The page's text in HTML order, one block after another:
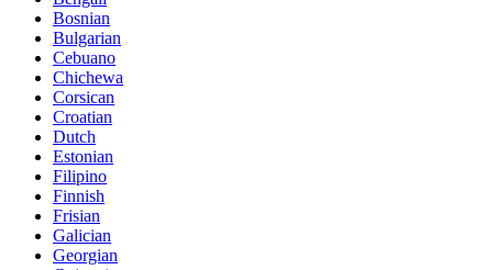
Bosnian
Bulgarian
Cebuano
Chichewa
Corsican
Croatian
Dutch
Estonian
Filipino
Finnish
Frisian
Galician
Georgian